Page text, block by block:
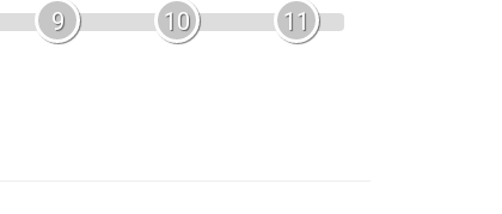
9 10 11